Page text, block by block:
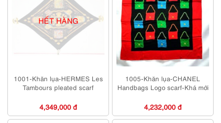
HẾT HÀNG
1001-Khăn lụa-HERMES Les
Tambours pleated scarf
4,349,000 đ
1005-Khăn lụa-CHANEL
Handbags Logo scarf-Khá mới
4,232,000 đ